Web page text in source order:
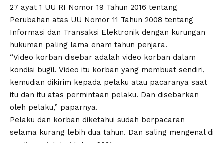
27 ayat 1 UU RI Nomor 19 Tahun 2016 tentang
Perubahan atas UU Nomor 11 Tahun 2008 tentang
Informasi dan Transaksi Elektronik dengan kurungan
hukuman paling lama enam tahun penjara.
“Video korban disebar adalah video korban dalam
kondisi bugil. Video itu korban yang membuat sendiri,
kemudian dikirim kepada pelaku atau pacaranya saat
itu dan itu atas permintaan pelaku. Dan disebarkan
oleh pelaku,” paparnya.
Pelaku dan korban diketahui sudah berpacaran
selama kurang lebih dua tahun. Dan saling mengenal di